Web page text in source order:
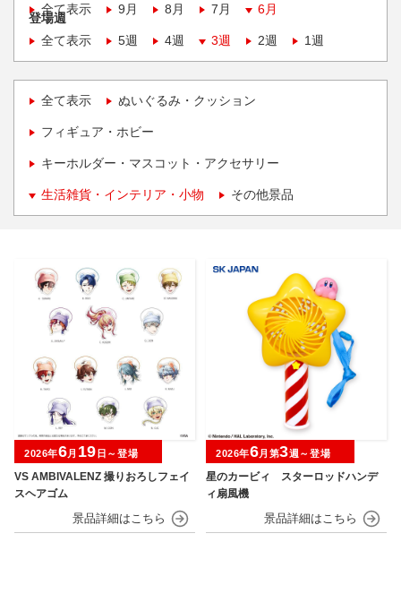
全て表示
9月 8月 7月 6月
登場週
全て表示
5週 4週 3週 2週 1週
全て表示 ぬいぐるみ・クッション
フィギュア・ホビー
キーホルダー・マスコット・アクセサリー
生活雑貨・インテリア・小物 その他景品
VS AMBIVALENZ 撮りおろしフェイ
スヘアゴム
2026年6月 19 日～登場
星のカービィ スターロッドハンデ
ィ扇風機
2026年6月第3週～登場